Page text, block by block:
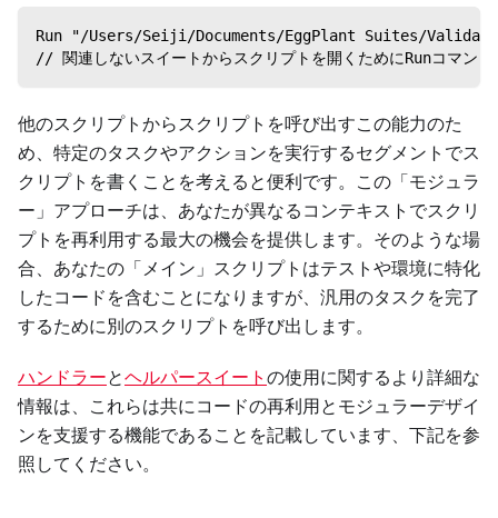
Run "/Users/Seiji/Documents/EggPlant Suites/
// 関連しないスイートからスクリプトを開くためにRunコマンド
他のスクリプトからスクリプトを呼び出すこの能力のた
め、特定のタスクやアクションを実行するセグメントでス
クリプトを書くことを考えると便利です。この「モジュラ
ー」アプローチは、あなたが異なるコンテキストでスクリ
プトを再利用する最大の機会を提供します。そのような場
合、あなたの「メイン」スクリプトはテストや環境に特化
したコードを含むことになりますが、汎用のタスクを完了
するために別のスクリプトを呼び出します。
ハンドラーとヘルパースイートの使用に関するより詳細な
情報は、これらは共にコードの再利用とモジュラーデザイ
ンを支援する機能であることを記載しています、下記を参
照してください。